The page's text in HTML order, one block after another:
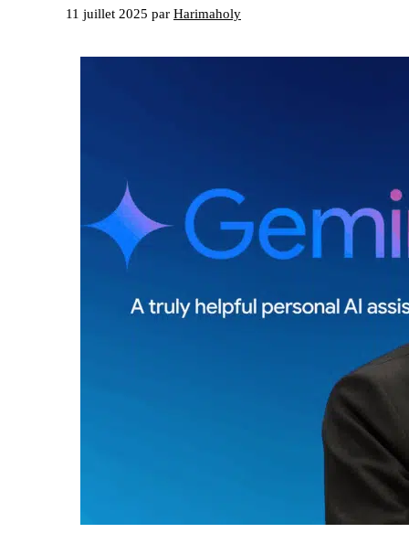
11 juillet 2025 par Harimaholy